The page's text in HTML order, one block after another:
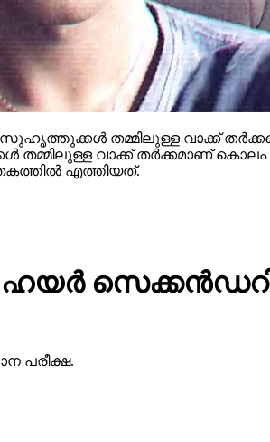
സുഹൃത്തുക്കള്‍ തമ്മിലുള്ള വാക്ക്
വാക്ക് തര്‍ക്കമാണ്
എത്തിയത്.
ഹയര്‍
പരീക്ഷ.